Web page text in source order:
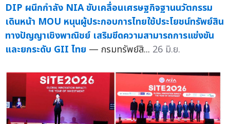
DIP ผนึกกำลัง NIA ขับเคลื่อนเศรษฐกิจฐานนวัตกรรม
เดินหน้า MOU หนุนผู้ประกอบการไทยใช้ประโยชน์ทรัพย์สิน
ทางปัญญาเชิงพาณิชย์ เสริมขีดความสามารถการแข่งขัน
และยกระดับ GII ไทย — กรมทรัพย์สิ... 26 มิ.ย.